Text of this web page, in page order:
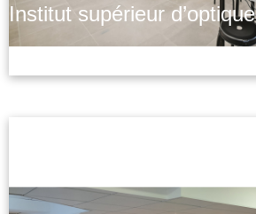
Institut supérieur d’optique